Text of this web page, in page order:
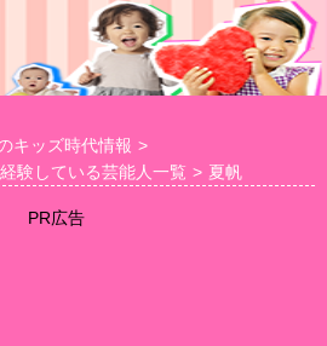
キッズ時代情報 >
験している芸能人一覧 > 夏帆
PR広告